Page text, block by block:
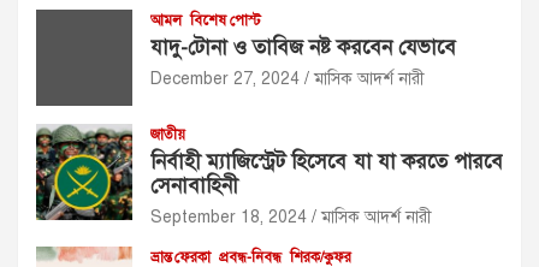
আমল বিশেষ পোস্ট
যাদু-টোনা ও তাবিজ নষ্ট করবেন যেভাবে
December 27, 2024 মাসিক আদর্শ নারী
জাতীয়
নির্বাহী ম্যাজিস্ট্রেট হিসেবে যা যা করতে পারবে
সেনাবাহিনী
September 18, 2024 মাসিক আদর্শ নারী
ভ্রান্ত ফেরকা প্রবন্ধ-নিবন্ধ শিরক/কুফর